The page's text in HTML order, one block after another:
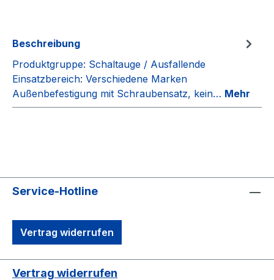
Beschreibung
Produktgruppe: Schaltauge / Ausfallende
Einsatzbereich: Verschiedene Marken
Außenbefestigung mit Schraubensatz, kein… Mehr
Service-Hotline
Vertrag widerrufen
Vertrag widerrufen